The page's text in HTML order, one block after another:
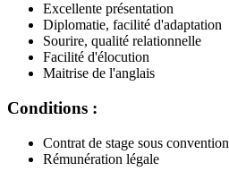
Excellente présentation
Diplomatie, facilité d'adaptation
Sourire, qualité relationnelle
Facilité d'élocution
Maitrise de l'anglais
Conditions :
Contrat de stage sous convention
Rémunération légale